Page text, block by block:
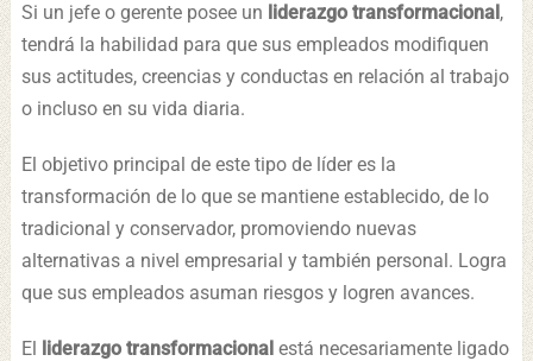
Si un jefe o gerente posee un liderazgo transformacional,
tendrá la habilidad para que sus empleados modifiquen
sus actitudes, creencias y conductas en relación al trabajo
o incluso en su vida diaria.
El objetivo principal de este tipo de líder es la
transformación de lo que se mantiene establecido, de lo
tradicional y conservador, promoviendo nuevas
alternativas a nivel empresarial y también personal. Logra
que sus empleados asuman riesgos y logren avances.
El liderazgo transformacionalestá necesariamente ligado